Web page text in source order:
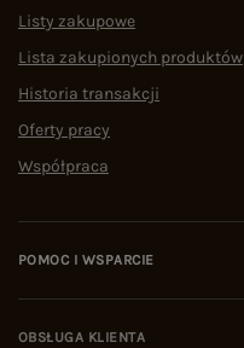
Listy zakupowe
Lista zakupionych produktów
Historia transakcji
Oferty pracy
Współpraca
POMOC I WSPARCIE
OBSŁUGA KLIENTA